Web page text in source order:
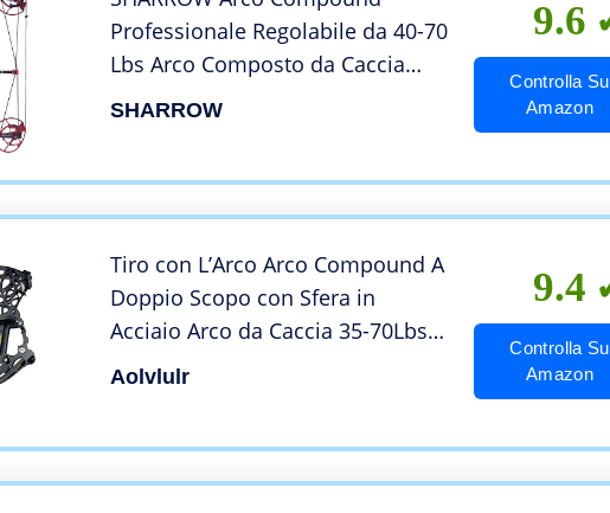
Professionale Regolabile da 40-70
Lbs Arco Composto da Caccia
Adulti Tiro con L’Arco Lavorazione
SHARROW
9.6
Controlla Su
Amazon
Tiro con L’Arco Arco Compound A
Doppio Scopo con Sfera in
Acciaio Arco da Caccia 35-70Lbs
Regolabile per Adulti Mano
Aolvlulr
9.4
Controlla Su
Amazon